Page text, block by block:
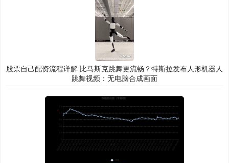
股票自己配资流程详解 比马斯克跳舞更流畅？特斯拉发布人形机器人
跳舞视频：无电脑合成画面